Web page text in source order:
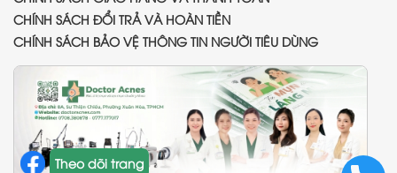
CHÍNH SÁCH ĐỔI TRẢ VÀ HOÀN TIỀN
CHÍNH SÁCH BẢO VỆ THÔNG TIN NGƯỜI TIÊU DÙNG
Theo dõi trang